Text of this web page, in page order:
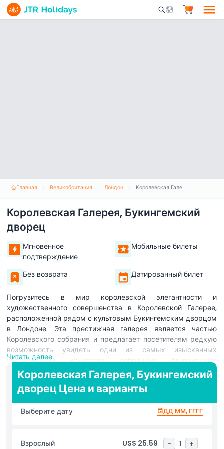
Mobile Search
Главная Великобритания Лондон Королевская Галерея, Букингемский дворец
Королевская Галерея, Букингемский
дворец
Мгновенное
подтверждение
Мобильные билеты
Без возврата Датированный билет
Погрузитесь в мир королевской элегантности и
художественного совершенства в Королевской Галерее,
расположенной рядом с культовым Букингемским дворцом
в Лондоне. Эта престижная галерея является частью
Королевского собрания и предлагает посетителям редкую
возможность увидеть одни из самых изысканных
произведений искусства, собранных британскими
монархами на протяжении веков. Изначально известная
как Королевская Галерея, посвящённая королеве, она была
переименована в честь правящего монарха и продолжает
оставаться культурной жемчужиной в сердце города. В
Королевской Галерее проходят сменные выставки,
художественных коллекций в мире. Посетители могут
Читать далее
Королевская Галерея, Букингемский
дворец Цена и варианты
Выберите дату ДД ММ, ГГГГ
Взрослый US$ 25.59 - 1 +